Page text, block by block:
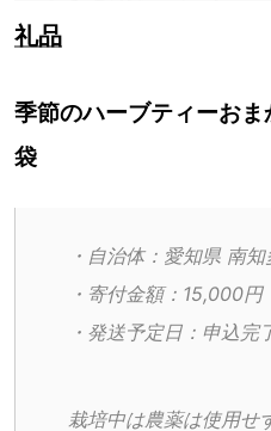
礼品
季節のハーブティーお
袋
・自治体：愛知県 南知
・寄付金額：15,000円
・発送予定日：申込
栽培中は農薬は使用せ